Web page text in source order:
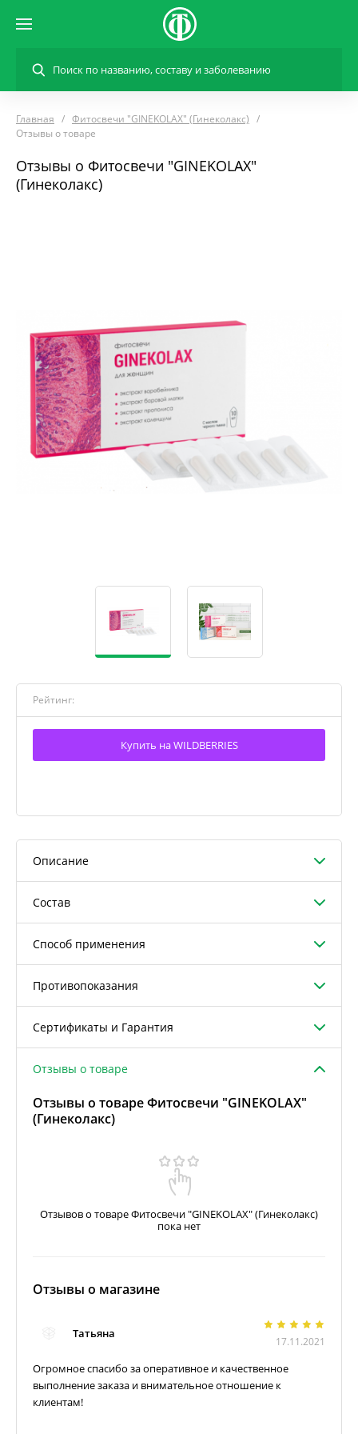
Главная
Фитосвечи "GINEKOLAX" (Гинеколакс)
Отзывы о товаре
Отзывы о Фитосвечи "GINEKOLAX"
(Гинеколакс)
Рейтинг:
Купить на WILDBERRIES
Описание
Состав
Способ применения
Противопоказания
Сертификаты и Гарантия
Отзывы о товаре
Отзывы о товаре Фитосвечи "GINEKOLAX"
(Гинеколакс)
Отзывов о товаре Фитосвечи "GINEKOLAX" (Гинеколакс)
пока нет
Отзывы о магазине
Татьяна
17.11.2021
Огромное спасибо за оперативное и качественное
выполнение заказа и внимательное отношение к
клиентам!